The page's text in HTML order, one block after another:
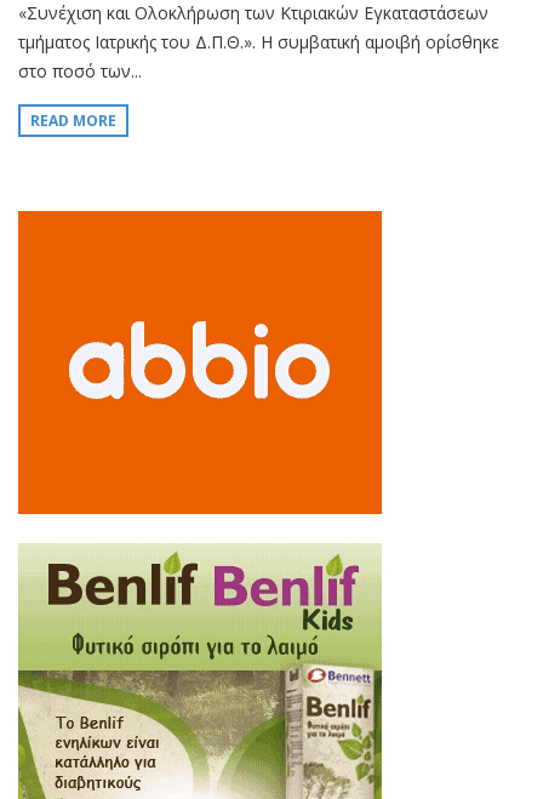
«Συνέχιση και Ολοκλήρωση των Κτιριακών Εγκαταστάσεων
τμήματος Ιατρικής του Δ.Π.Θ.». Η συμβατική αμοιβή ορίσθηκε
στο ποσό των...
READ MORE